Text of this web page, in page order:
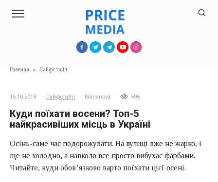
Главная » Лайфстайл
15.10.2018 Лайфстайл Romanova 595
Куди поїхати восени? Топ-5
найкрасивіших місць в Україні
Осінь-саме час подорожувати. На вулиці вже не жарко, і
ще не холодно, а навколо все просто вибухає фарбами.
Читайте, куди обов’язково варто поїхати цієї осені.